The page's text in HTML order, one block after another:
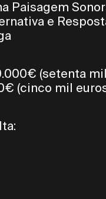
Paisagem
e
(setenta
(cinco mil